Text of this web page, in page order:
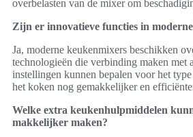
overbelasten van de mixer om
Zijn er innovatieve functies in
Ja, moderne keukenmixers beschikken
technologieën die verbinding maken met
instellingen kunnen bepalen voor het
het koken nog gemakkelijker en
Welke extra keukenhulpmiddelen
makkelijker maken?